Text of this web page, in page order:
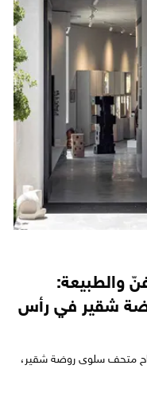
والطبيعة:
شقير في رأس
متحف سلوى روضة شقير،